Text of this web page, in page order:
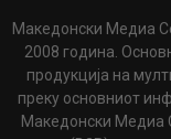
Македонски Медиа
2008 година.
продукција на
преку основниот
Македонски Медиа